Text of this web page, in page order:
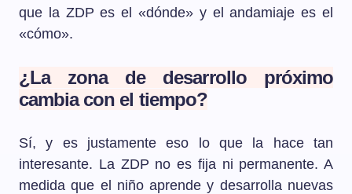
que la ZDP es el «dónde» y el andamiaje es el
«cómo».
¿La zona de desarrollo próximo
cambia con el tiempo?
Sí, y es justamente eso lo que la hace tan
interesante. La ZDP no es fija ni permanente. A
medida que el niño aprende y desarrolla nuevas